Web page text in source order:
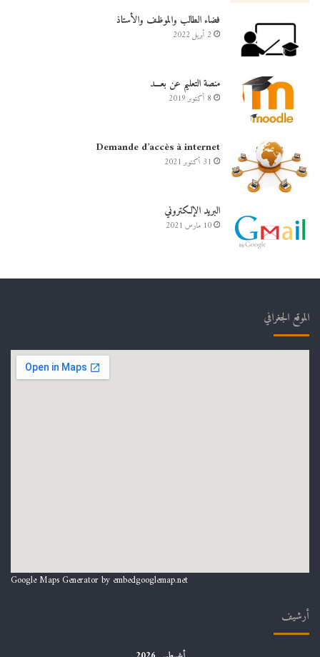
فضاء الطالب والموظف والأستاذ
2 أبريل 2022
منصة التعليم عن بعـــد
8 أكتوبر 2019
Demande d’accès à internet
31 أكتوبر 2021
البريد الإلكتروني
10 مارس 2021
الموقع الجغرافي
Google Maps Generator by embedgooglemap.net
أرشيف